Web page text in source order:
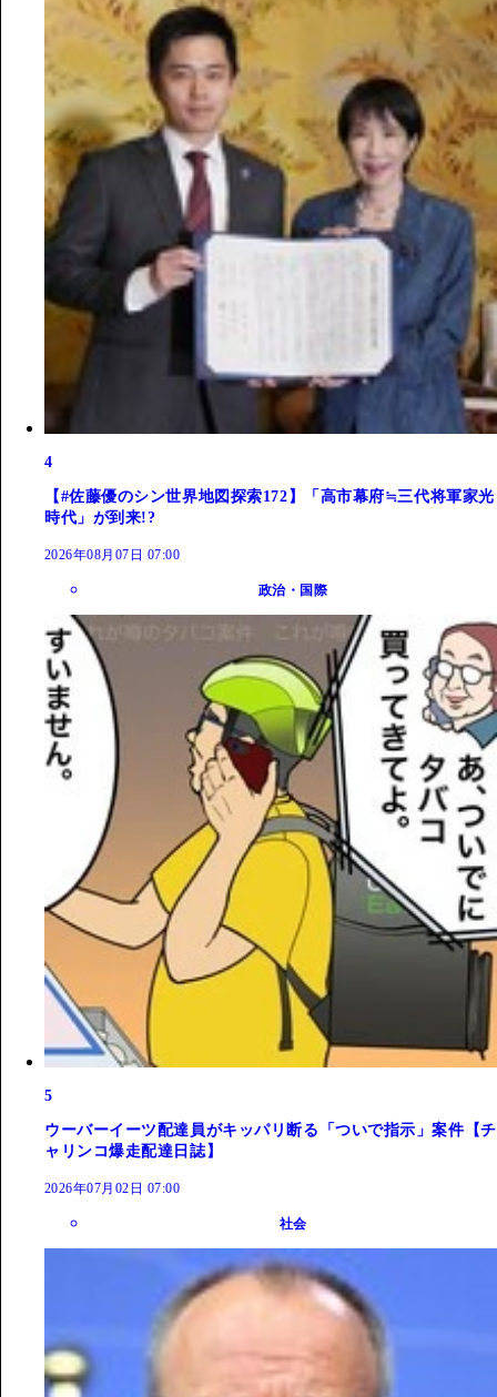
4
【#佐藤優のシン世界地図探索172】「高市幕府≒三代将軍家光
時代」が到来!?
2026年08月07日 07:00
政治・国際
5
ウーバーイーツ配達員がキッパリ断る「ついで指示」案件【チ
ャリンコ爆走配達日誌】
2026年07月02日 07:00
社会